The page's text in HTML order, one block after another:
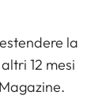
la
12 mesi